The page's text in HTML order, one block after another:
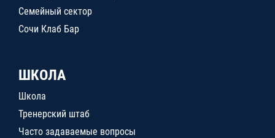
Семейный сектор
Сочи Клаб Бар
ШКОЛА
Школа
Тренерский штаб
Часто задаваемые вопросы